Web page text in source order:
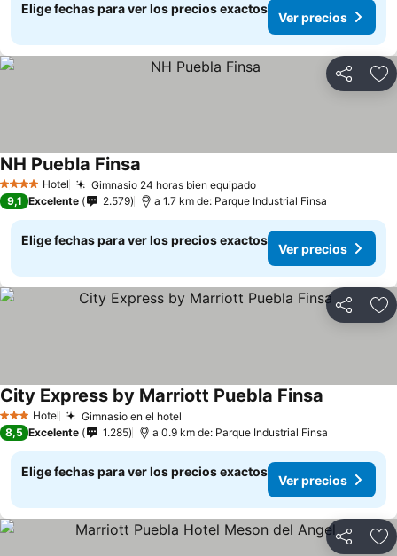
Elige fechas para ver los precios exactos
Ver precios
Compartir
4 EstrellasHotel Gimnasio 24 horas bien equipado
NH Puebla Finsa
9,1 Excelente 2.579 a 1.7 km de: Parque Industrial Finsa
Elige fechas para ver los precios exactos
Ver precios
Compartir
3 Estrellas
Hotel Gimnasio en el hotel
City Express by Marriott Puebla Finsa
8,5 Excelente 1.285 a 0.9 km de: Parque Industrial Finsa
Elige fechas para ver los precios exactos
Ver precios
Compartir